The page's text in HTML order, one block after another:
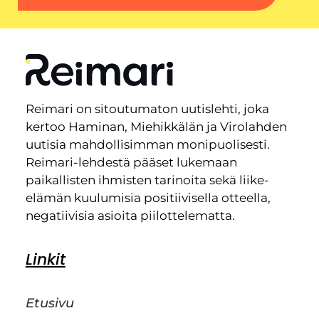
Reimari on sitoutumaton uutislehti, joka
kertoo Haminan, Miehikkälän ja Virolahden
uutisia mahdollisimman monipuolisesti.
Reimari-lehdestä pääset lukemaan
paikallisten ihmisten tarinoita sekä liike-
elämän kuulumisia positiivisella otteella,
negatiivisia asioita piilottelematta.
Linkit
Etusivu